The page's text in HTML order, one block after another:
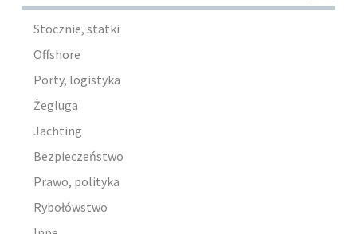
Stocznie, statki
Offshore
Porty, logistyka
Żegluga
Jachting
Bezpieczeństwo
Prawo, polityka
Rybołówstwo